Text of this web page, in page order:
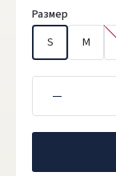
Размер
S
M